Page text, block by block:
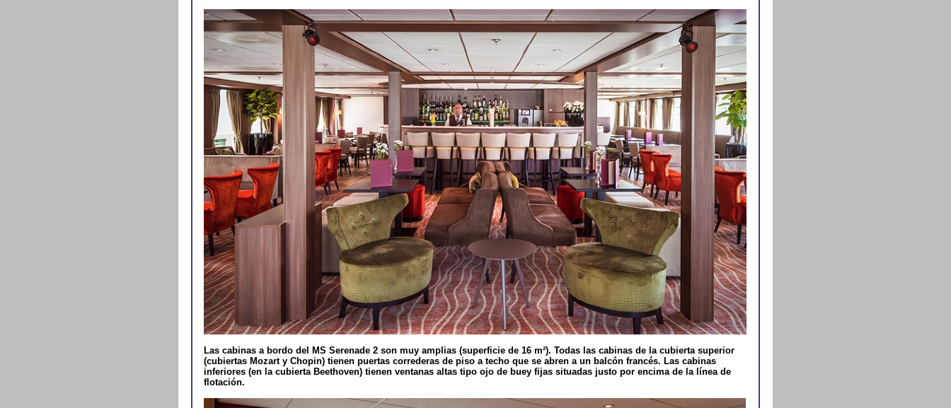
Las cabinas a bordo del MS Serenade 2 son muy amplias (superficie de 16 m²). Todas las cabinas de la cubierta superior
(cubiertas Mozart y Chopin) tienen puertas correderas de piso a techo que se abren a un balcón francés. Las cabinas
inferiores (en la cubierta Beethoven) tienen ventanas altas tipo ojo de buey fijas situadas justo por encima de la línea de
flotación.